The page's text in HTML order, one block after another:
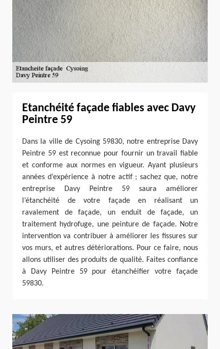
Etanchéité façade fiables avec Davy
Peintre 59
Dans la ville de Cysoing 59830, notre entreprise Davy
Peintre 59 est reconnue pour fournir un travail fiable
et conforme aux normes en vigueur. Ayant plusieurs
années d’expérience à notre actif ; sachez que, notre
entreprise Davy Peintre 59 saura améliorer
l’étanchéité de votre façade en réalisant un
ravalement de façade, un enduit de façade, un
traitement hydrofuge, une peinture de façade. Notre
intervention va contribuer à améliorer les fissures sur
vos murs, et autres détériorations. Pour ce faire, nous
allons utiliser des produits de qualité. Faites confiance
à Davy Peintre 59 pour étanchéifier votre façade
59830.